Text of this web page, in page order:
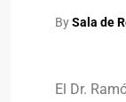
BySala de
El Dr.